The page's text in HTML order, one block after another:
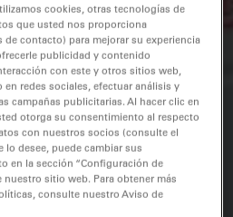
cookies, otras tecnologías de
que usted nos proporciona
contacto) para mejorar su experiencia
publicidad y contenido
con este y otros sitios web,
redes sociales, efectuar análisis y
campañas publicitarias. Al hacer clic en
otorga su consentimiento al respecto
con nuestros socios (consulte el
lo desee, puede cambiar sus
en la sección “Configuración de
nuestro sitio web. Para obtener más
consulte nuestro Aviso de